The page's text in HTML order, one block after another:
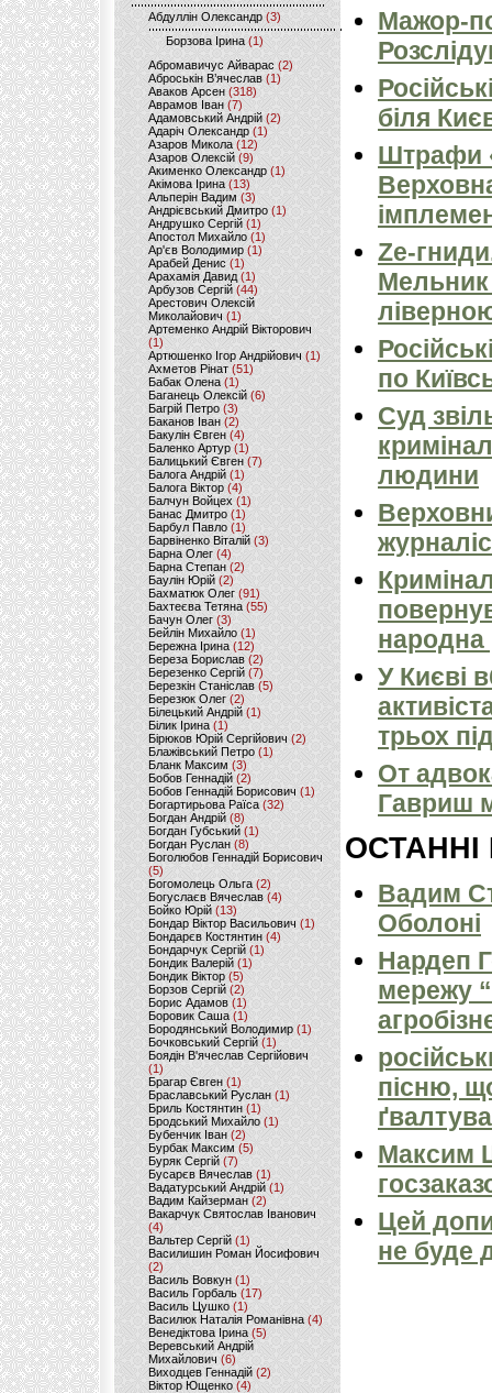
Абдуллін Олександр (3)
Борзова Ірина(1)
Абромавичус Айварас (2)
Аброськін В’ячеслав(1)
Аваков Арсен (318)
Аврамов Іван (7)
Адамовський Андрій(2)
Адаріч Олександр (1)
Азаров Микола (12)
Азаров Олексій (9)
Акименко Олександр(1)
Акімова Ірина(13)
Альперін Вадим (3)
Андрієвський Дмитро(1)
Андрушко Сергій(1)
Апостол Михайло(1)
Ар'єв Володимир (1)
Арабей Денис(1)
Арахамія Давид (1)
Арбузов Сергій (44)
Арестович Олексій
Миколайович(1)
Артеменко Андрій Вікторович
(1)
Артюшенко Ігор Андрійович(1)
Ахметов Рінат(51)
Бабак Олена(1)
Баганець Олексій(6)
Багрій Петро (3)
Баканов Іван(2)
Бакулін Євген (4)
Баленко Артур(1)
Балицький Євген(7)
Балога Андрій (1)
Балога Віктор (4)
Балчун Войцех (1)
Банас Дмитро (1)
Барбул Павло(1)
Барвіненко Віталій(3)
Барна Олег (4)
Барна Степан (2)
Баулін Юрій (2)
Бахматюк Олег (91)
Бахтеєва Тетяна(55)
Бачун Олег (3)
Бейлін Михайло (1)
Бережна Ірина(12)
Береза Борислав(2)
Березенко Сергій (7)
Березкін Станіслав (5)
Березюк Олег(2)
Білецький Андрій (1)
Білик Ірина (1)
Бірюков Юрій Сергійович (2)
Блажівський Петро (1)
Бланк Максим(3)
Бобов Геннадій (2)
Бобов Геннадій Борисович (1)
Богартирьова Раїса (32)
Богдан Андрій(8)
Богдан Губський (1)
Богдан Руслан(8)
Боголюбов Геннадій Борисович
(5)
Богомолець Ольга (2)
Богуслаєв Вячеслав (4)
Бойко Юрій (13)
Бондар Віктор Васильович (1)
Бондарєв Костянтин (4)
Бондарчук Сергій(1)
Бондик Валерій (1)
Бондик Віктор(5)
Борзов Сергiй (2)
Борис Адамов(1)
Боровик Саша (1)
Бородянський Володимир (1)
Бочковський Сергій (1)
Боядін В'ячеслав Сергійович
(1)
Брагар Євген (1)
Браславський Руслан (1)
Бриль Костянтин (1)
Бродський Михайло (1)
Бубенчик Іван(2)
Бурбак Максим (5)
Буряк Сергій (7)
Бусарєв Вячеслав (1)
Вадатурський Андрій (1)
Вадим Кайзерман (2)
Вакарчук Святослав Іванович
(4)
Вальтер Сергій (1)
Василишин Роман Йосифович
(2)
Василь Вовкун (1)
Василь Горбаль (17)
Василь Цушко (1)
Василюк Наталія Романівна (4)
Венедіктова Ірина(5)
Веревський Андрій
Михайлович (6)
Виходцев Геннадій (2)
Віктор Ющенко (4)
Мажор-
біля
Штрафи
Ze-
по
Суд
людини
народна
У Києві
трьох
От
Гавриш
ОСТАННІ
Вадим
Оболоні
Нардеп
мережу
пісню,
Максим
Цей
не буде